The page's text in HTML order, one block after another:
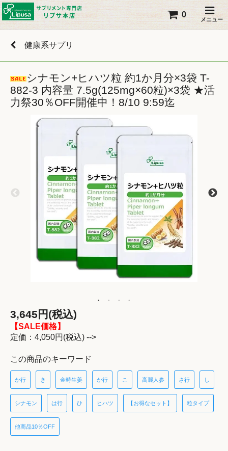
メニュー
0
健康系サプリ
シナモン+ヒハツ粒 約1か月分×3袋 T-
882-3 内容量 7.5g(125mg×60粒)×3袋 ★活
力祭30％OFF開催中！8/10 9:59迄
3,645円(税込)
【SALE価格】
定価：4,050円(税込) -->
この商品のキーワード
か行 き 金時生姜 か行 こ 高麗人参 さ行 し
シナモン は行 ひ ヒハツ 【お得なセット】 粒タイプ
他商品10％OFF